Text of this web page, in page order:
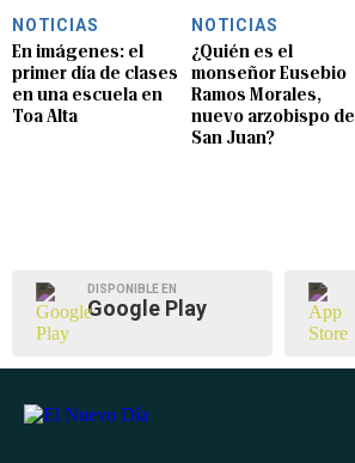
NOTICIAS
En imágenes: el
primer día de clases
en una escuela en
Toa Alta
NOTICIAS
¿Quién es el
monseñor Eusebio
Ramos Morales,
nuevo arzobispo de
San Juan?
DISPONIBLE EN
Google Play